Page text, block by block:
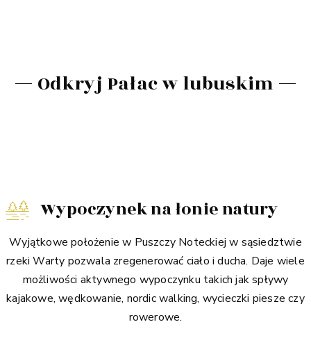
Odkryj Pałac w lubuskim
Wypoczynek na łonie natury
Wyjątkowe położenie w Puszczy Noteckiej w sąsiedztwie
rzeki Warty pozwala zregenerować ciało i ducha. Daje wiele
możliwości aktywnego wypoczynku takich jak spływy
kajakowe, wędkowanie, nordic walking, wycieczki piesze czy
rowerowe.